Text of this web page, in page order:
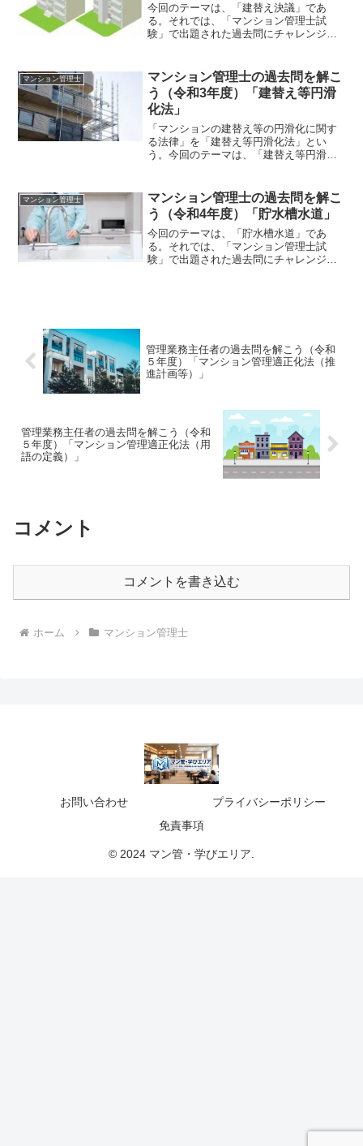
今回のテーマは、「建替え決議」であ
る。それでは、「マンション管理士試
験」で出題された過去問にチャレンジし
の集会においてマンションの建替え決議
が成立した。Ｅは建替え決...
マンション管理士
マンション管理士の過去問を解こ
う（令和3年度）「建替え等円滑
化法」
「マンションの建替え等の円滑化に関す
る法律」を「建替え等円滑化法」とい
う。今回のテーマは、「建替え等円滑化
ンジしてみよう。令和3年度 マンション
管理士試験 〔問19〕〔...
マンション管理士
マンション管理士の過去問を解こ
う（令和4年度）「貯水槽水道」
今回のテーマは、「貯水槽水道」であ
る。それでは、「マンション管理士試
験」で出題された過去問にチャレンジし
管理業務主任者の過去問を解こう（令和
５年度）「マンション管理適正化法（推
進計画等）」
管理業務主任者の過去問を解こう（令和
５年度）「マンション管理適正化法（用
語の定義）」
コメント
コメントを書き込む
ホーム マンション管理士
お問い合わせ
プライバシーポリシー
免責事項
© 2024 マン管・学びエリア.